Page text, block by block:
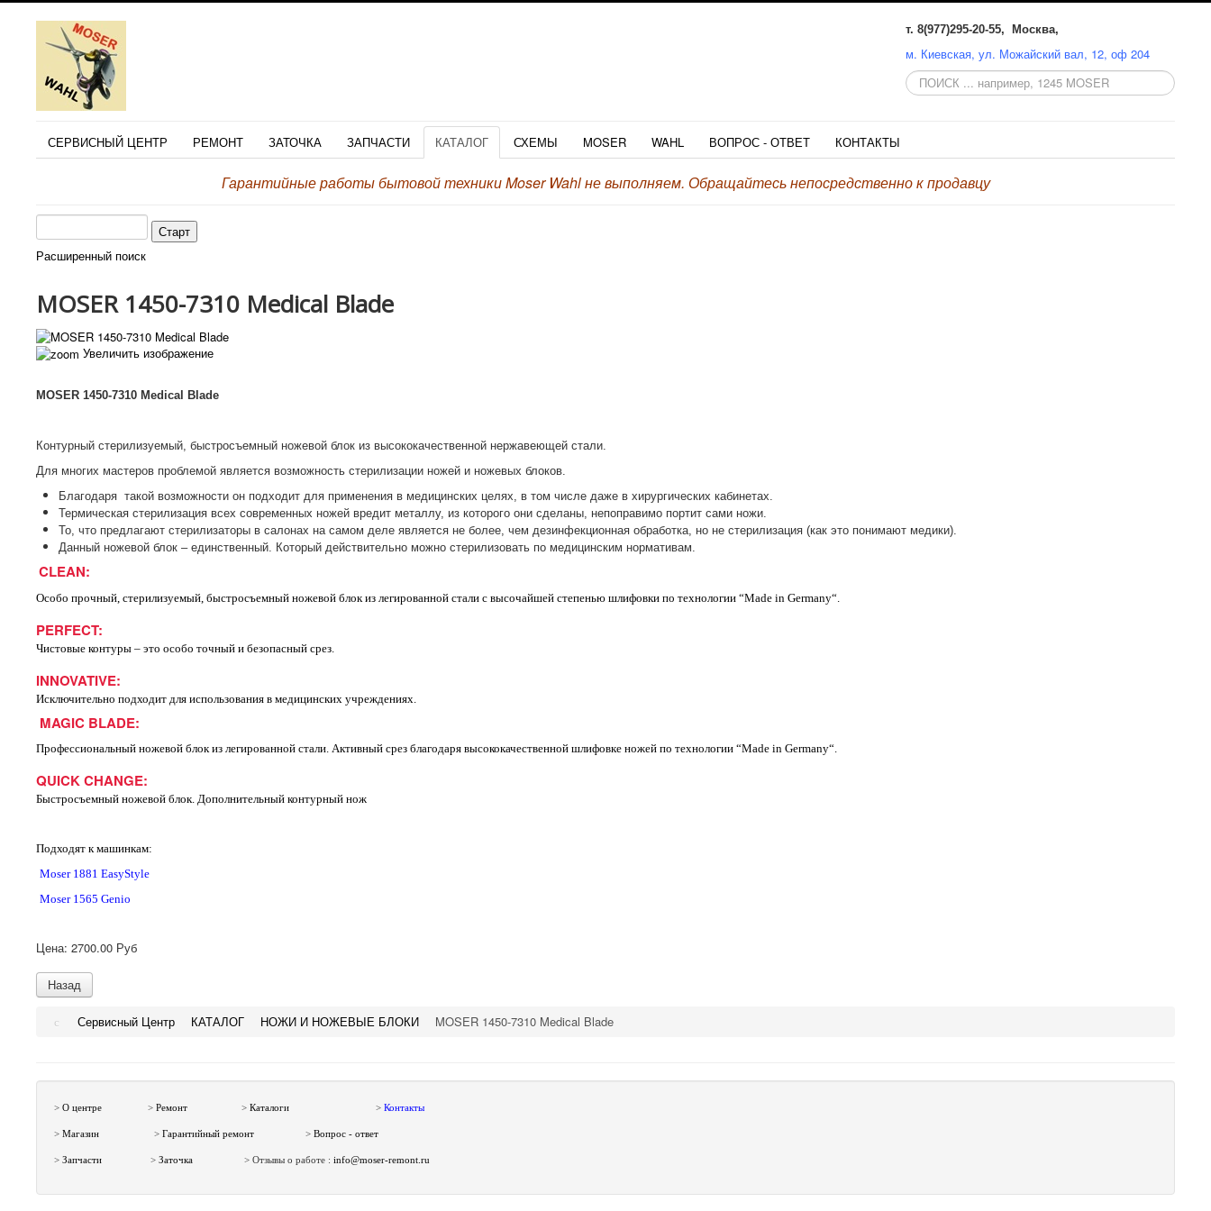
т. 8(977)295-20-55, Москва,
м. Киевская, ул. Можайский вал, 12, оф 204
Поиск
по
СЕРВИСНЫЙ ЦЕНТР
РЕМОНТ ЗАТОЧКА ЗАПЧАСТИ КАТАЛОГ СХЕМЫ MOSER WAHL ВОПРОС - ОТВЕТ КОНТАКТЫ
Гарантийные работы бытовой техники Moser Wahl не выполняем. Обращайтесь непосредственно к продавцу
Расширенный поиск
MOSER 1450-7310 Medical Blade
Увеличить изображение
MOSER 1450-7310 Medical Blade
Контурный стерилизуемый, быстросъемный ножевой блок из высококачественной нержавеющей стали.
Для многих мастеров проблемой является возможность стерилизации ножей и ножевых блоков.
Благодаря такой возможности он подходит для применения в медицинских целях, в том числе даже в хирургических кабинетах.
Термическая стерилизация всех современных ножей вредит металлу, из которого они сделаны, непоправимо портит сами ножи.
То, что предлагают стерилизаторы в салонах на самом деле является не более, чем дезинфекционная обработка, но не стерилизация (как это понимают медики).
Данный ножевой блок – единственный. Который действительно можно стерилизовать по медицинским нормативам.
CLEAN:
Особо прочный, стерилизуемый, быстросъемный ножевой блок из легированной стали с высочайшей степенью шлифовки по технологии “Made in Germany“.
PERFECT:
Чистовые контуры – это особо точный и безопасный срез.
INNOVATIVE:
Исключительно подходит для использования в медицинских учреждениях.
MAGIC BLADE:
Профессиональный ножевой блок из легированной стали. Активный срез благодаря высококачественной шлифовке ножей по технологии “Made in Germany“.
QUICK CHANGE:
Быстросъемный ножевой блок. Дополнительный контурный нож
Подходят к машинкам:
Moser 1881 EasyStyle
Moser 1565 Genio
Цена: 2700.00 Руб
Сервисный Центр КАТАЛОГ НОЖИ И НОЖЕВЫЕ БЛОКИ MOSER 1450-7310 Medical Blade
> О центре > Ремонт > Каталоги > Контакты
> Магазин > Гарантийный ремонт > Вопрос - ответ
> Запчасти > Заточка > Отзывы о работе : info@moser-remont.ru